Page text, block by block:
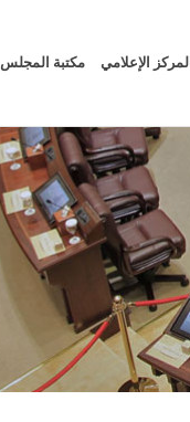
المركز الإعلامي مكتبة المجلس